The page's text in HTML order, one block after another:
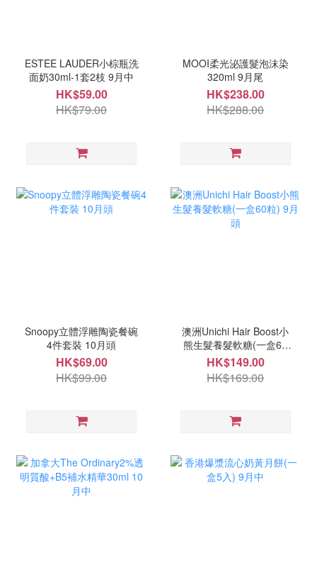
ESTEE LAUDER小棕瓶洗
面奶30ml-1套2枝 9月中
HK$59.00
HK$79.00
MOOI柔光泌護髮泡沫染
320ml 9月尾
HK$238.00
HK$288.00
Snoopy立體浮雕陶瓷餐碗
4件套裝 10月頭
HK$69.00
HK$99.00
澳洲Unichi Hair Boost小
熊生髮養髮軟糖(一盒60
粒) 9月頭
HK$149.00
HK$169.00